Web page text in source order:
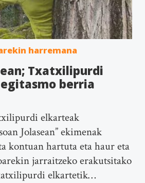
harremana
Txatxilipurdi
berria
elkarteak
Jolasean” ekimenak
kontuan hartuta eta haur eta
jarraitzeko erakutsitako
elkartetik…